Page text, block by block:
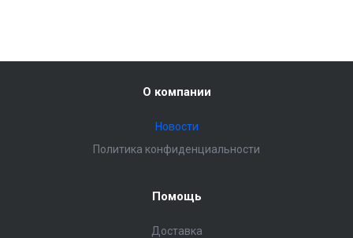
О компании
Новости
Политика конфиденциальности
Помощь
Доставка